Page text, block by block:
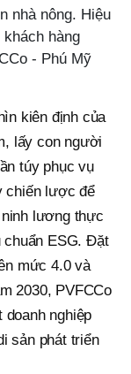
nhà nông. Hiệu
hàng
- Phú Mỹ
kiên định của
lấy con người
túy phục vụ
chiến lược để
lương thực
chuẩn ESG. Đặt
mức 4.0 và
2030, PVFCCo
nghiệp
sản phát triển